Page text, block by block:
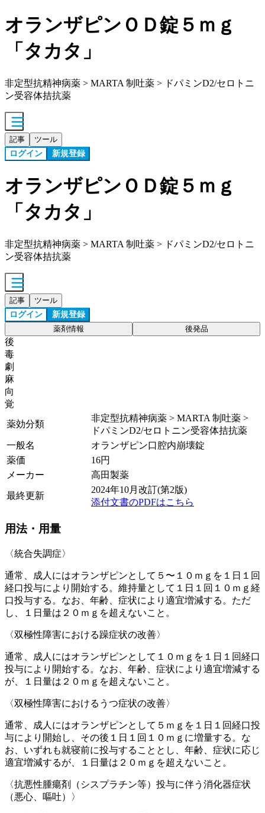
オランザピンＯＤ錠５ｍｇ
「タカタ」
非定型抗精神病薬 > MARTA 制吐薬 > ドパミンD2/セロトニ
ン受容体拮抗薬
記事 ツール
ログイン 新規登録
オランザピンＯＤ錠５ｍｇ
「タカタ」
非定型抗精神病薬 > MARTA 制吐薬 > ドパミンD2/セロトニ
ン受容体拮抗薬
記事 ツール
ログイン 新規登録
薬剤情報 後発品
後
毒
劇
麻
向
覚
薬効分類
非定型抗精神病薬 > MARTA 制吐薬 >
ドパミンD2/セロトニン受容体拮抗薬
一般名
オランザピン口腔内崩壊錠
薬価
16円
メーカー
高田製薬
最終更新
2024年10月改訂(第2版)
添付文書のPDFはこちら
用法・用量
〈統合失調症〉
通常、成人にはオランザピンとして５〜１０ｍｇを１日１回
経口投与により開始する。維持量として１日１回１０ｍｇ経
口投与する。なお、年齢、症状により適宜増減する。ただ
し、１日量は２０ｍｇを超えないこと。
〈双極性障害における躁症状の改善〉
通常、成人にはオランザピンとして１０ｍｇを１日１回経口
投与により開始する。なお、年齢、症状により適宜増減する
が、１日量は２０ｍｇを超えないこと。
〈双極性障害におけるうつ症状の改善〉
通常、成人にはオランザピンとして５ｍｇを１日１回経口投
与により開始し、その後１日１回１０ｍｇに増量する。な
お、いずれも就寝前に投与することとし、年齢、症状に応じ
適宜増減するが、１日量は２０ｍｇを超えないこと。
〈抗悪性腫瘍剤（シスプラチン等）投与に伴う消化器症状
（悪心、嘔吐）〉